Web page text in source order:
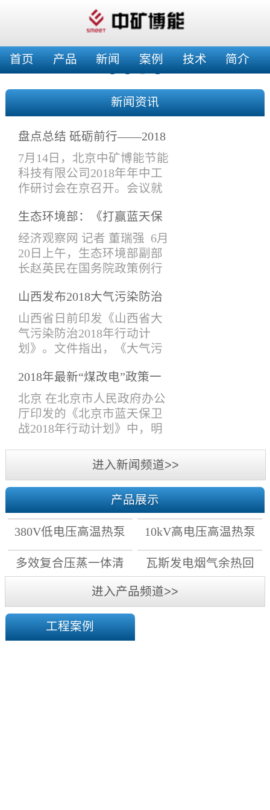
首页 产品 新闻 案例 技术 简介
新闻资讯
盘点总结 砥砺前行——2018
年年中工作会
7月14日，北京中矿博能节能
科技有限公司2018年年中工
作研讨会在京召开。会议就
交流，特别是在产品设计与
改进、在建项目验收、工作
接口要求、新开工项目安排
等进项了讨论安排。公司领
部、项目管理部、采购售后
部、综合管理部等人员参加
了此次会议。会议主要围绕
各个议题进行了热烈的讨
论。各部门人员分别对2018
年上半年工作做了系统的总
结和分...
生态环境部：《打赢蓝天保
卫战三年行动计划》将于近
期印发实施
经济观察网 记者 董瑞强 6月
20日上午，生态环境部副部
长赵英民在国务院政策例行
会同有关部门提出《打赢蓝
天保卫战三年行动计划》
（下称《三年行动计划》）
的建议稿，在6月13日国务院
将于近期印发。6月13日，李
上表示，蓝天保卫战是污染
防治攻坚战的重中之重，各
级政府要严格环境执法，确
保治污各项工作落实到位。
打好蓝天保卫战...
山西发布2018大气污染防治
计划， 10月前完成钢铁、锅
炉等行业提标改造！
山西省日前印发《山西省大
气污染防治2018年行动计
划》。文件指出，《大气污
目标已完成，但空气质量形
势依然严峻，必须以最坚定
的决心、最严格的制度、最
有力的措施，进一步深入推
赢2018年蓝天保卫战。文件
提出：2018年10月底前，完
成清洁取暖改造任务。2018
年10月1日前，所有在用燃煤
锅炉排放大气污染物达到特
别排放限值标准。2018年10
2018年最新“煤改电”政策一
览
北京 在北京市人民政府办公
厅印发的《北京市蓝天保卫
战2018年行动计划》中，明
间。 天津 结合2018年采暖季
天然气供需形势，天津市发
展改革委会同市建委、市农
委、市环保局等部门制定了
我市2018至2019年居民冬季
清洁取暖工作计划：坚持“优
先用电”原则，大力实施“煤
改电”，能改尽改;对具备电
采暖条件的，“宜集中则集
中、宜分散则分散”，通过
蓄...
进入新闻频道>>
产品展示
380V低电压高温热泵
机组
10kV高电压高温热泵
机组
多效复合压蒸一体清
洁高效干燥系统
瓦斯发电烟气余热回
进入产品频道>>
工程案例